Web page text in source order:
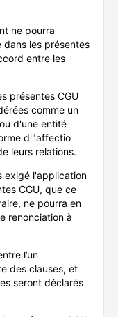
ne pourra
dans les présentes
entre les
présentes CGU
comme un
d'une entité
d'"affectio
leurs relations.
exigé l'application
CGU, que ce
ne pourra en
renonciation à
l’un
des clauses, et
seront déclarés